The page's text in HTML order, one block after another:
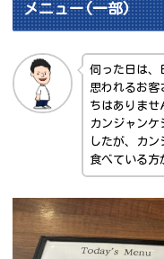
メニュー(一部)
伺った日は、
思われるお客
ちはありませ
カンジャンケ
したが、カ
食べている方